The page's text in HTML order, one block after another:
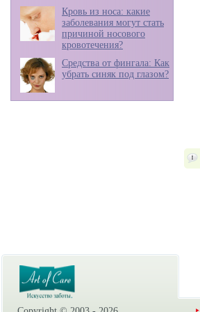
Кровь из носа: какие
заболевания могут стать
причиной носового
кровотечения?
Средства от фингала: Как
убрать синяк под глазом?